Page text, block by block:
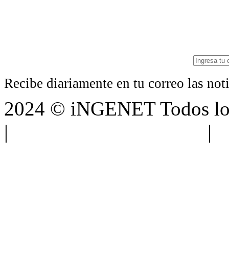
Recibe diariamente en tu correo las
2024 © iNGENET Todos
|
|